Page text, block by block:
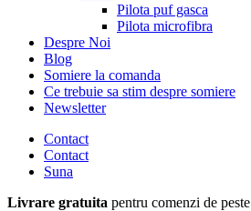
Pilota puf gasca
Pilota microfibra
Despre Noi
Blog
Somiere la comanda
Ce trebuie sa stim despre somiere
Newsletter
Contact
Contact
Suna
Livrare gratuita pentru comenzi de peste